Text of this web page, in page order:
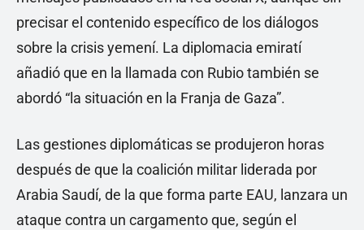
precisar el contenido específico de los diálogos
sobre la crisis yemení. La diplomacia emiratí
añadió que en la llamada con Rubio también se
abordó “la situación en la Franja de Gaza”.
Las gestiones diplomáticas se produjeron horas
después de que la coalición militar liderada por
Arabia Saudí, de la que forma parte EAU, lanzara un
ataque contra un cargamento que, según el